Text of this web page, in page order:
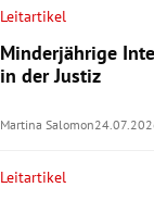
Leitartikel
Minderjährige
in der Justiz
Martina Salomon
Leitartikel